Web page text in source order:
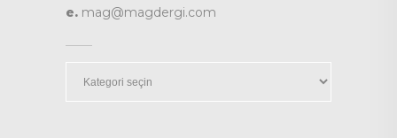
e. mag@magdergi.com